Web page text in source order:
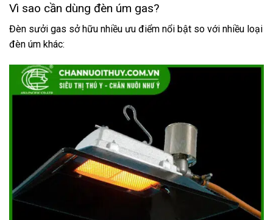
Vì sao cần dùng đèn úm gas?
Đèn sưởi gas sở hữu nhiều ưu điểm nổi bật so với nhiều loại
đèn úm khác: